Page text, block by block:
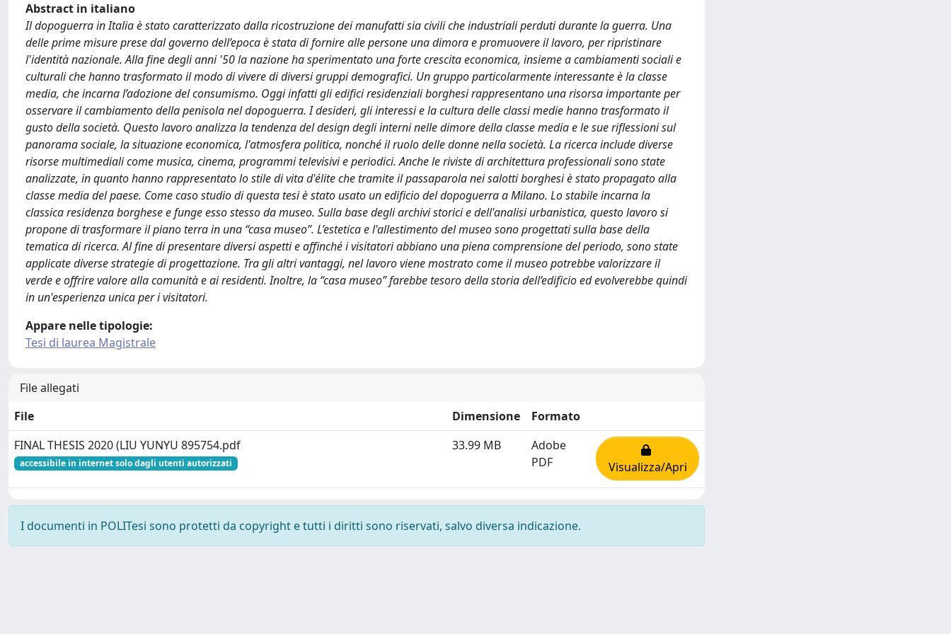
Abstract in italiano
Il dopoguerra in Italia è stato caratterizzato dalla ricostruzione dei manufatti sia civili che industriali perduti durante la guerra. Una
delle prime misure prese dal governo dell’epoca è stata di fornire alle persone una dimora e promuovere il lavoro, per ripristinare
l'identità nazionale. Alla fine degli anni '50 la nazione ha sperimentato una forte crescita economica, insieme a cambiamenti sociali e
culturali che hanno trasformato il modo di vivere di diversi gruppi demografici. Un gruppo particolarmente interessante è la classe
media, che incarna l’adozione del consumismo. Oggi infatti gli edifici residenziali borghesi rappresentano una risorsa importante per
osservare il cambiamento della penisola nel dopoguerra. I desideri, gli interessi e la cultura delle classi medie hanno trasformato il
gusto della società. Questo lavoro analizza la tendenza del design degli interni nelle dimore della classe media e le sue riflessioni sul
panorama sociale, la situazione economica, l'atmosfera politica, nonché il ruolo delle donne nella società. La ricerca include diverse
risorse multimediali come musica, cinema, programmi televisivi e periodici. Anche le riviste di architettura professionali sono state
analizzate, in quanto hanno rappresentato lo stile di vita d'élite che tramite il passaparola nei salotti borghesi è stato propagato alla
classe media del paese. Come caso studio di questa tesi è stato usato un edificio del dopoguerra a Milano. Lo stabile incarna la
classica residenza borghese e funge esso stesso da museo. Sulla base degli archivi storici e dell'analisi urbanistica, questo lavoro si
propone di trasformare il piano terra in una “casa museo”. L’estetica e l'allestimento del museo sono progettati sulla base della
tematica di ricerca. Al fine di presentare diversi aspetti e affinché i visitatori abbiano una piena comprensione del periodo, sono state
applicate diverse strategie di progettazione. Tra gli altri vantaggi, nel lavoro viene mostrato come il museo potrebbe valorizzare il
verde e offrire valore alla comunità e ai residenti. Inoltre, la “casa museo” farebbe tesoro della storia dell’edificio ed evolverebbe quindi
in un'esperienza unica per i visitatori.
Appare nelle tipologie:
Tesi di laurea Magistrale
File allegati
File
Dimensione
Formato
FINAL THESIS 2020 (LIU YUNYU 895754.pdf
accessibile in internet solo dagli utenti autorizzati
33.99 MB
Adobe
PDF
Visualizza/Apri
I documenti in POLITesi sono protetti da copyright e tutti i diritti sono riservati, salvo diversa indicazione.